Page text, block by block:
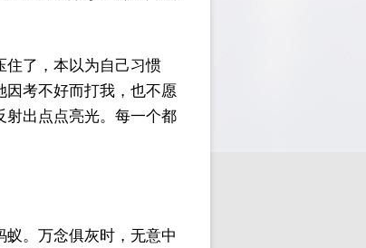
住了，本以为自己习惯
考不好而打我，也不愿
射出点点亮光。每一个都
。万念俱灰时，无意中